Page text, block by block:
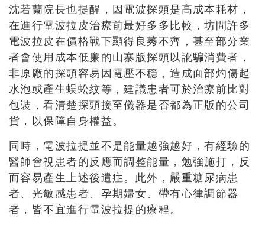
沈若蘭院長也提醒，因電波探頭是高成本耗材，
在進行電波拉皮治療前最好多多比較，坊間許多
電波拉皮在價格戰下顯得良莠不齊，甚至部分業
者會使用成本低廉的山寨版探頭以訛騙消費者，
非原廠的探頭容易因電壓不穩，造成面部灼傷起
水泡或產生蜈蚣紋等，建議患者可於治療前比對
包裝，看清楚探頭接至儀器是否都為正版的公司
貨，以保障自身權益。
同時，電波拉提並不是能量越強越好，有經驗的
醫師會視患者的反應而調整能量，勉強施打，反
而容易產生上述後遺症。此外，嚴重糖尿病患
者、光敏感患者、孕期婦女、帶有心律調節器
者，皆不宜進行電波拉提的療程。